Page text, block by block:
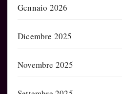
Gennaio 2026
Dicembre 2025
Novembre 2025